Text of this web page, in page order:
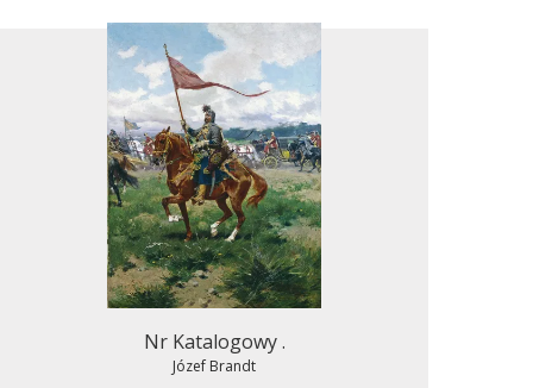
Nr Katalogowy .
Józef Brandt